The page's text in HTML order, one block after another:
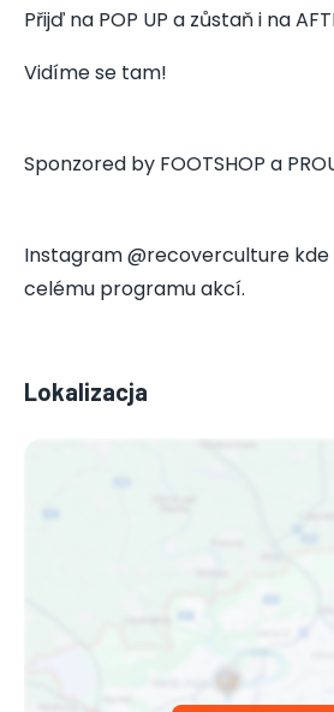
Přijď na POP UP a zůstaň i na
Vidíme se tam!
Sponzored by FOOTSHOP a
Instagram @recoverculture kde
celému programu akcí.
Lokalizacja